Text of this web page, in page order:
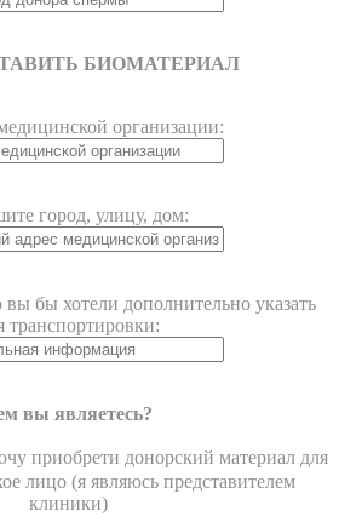
БИОМАТЕРИАЛ
организации:
город, улицу, дом:
бы хотели дополнительно указать
транспортировки:
вы являетесь?
приобрети донорский материал для
лицо (я являюсь представителем
клиники)